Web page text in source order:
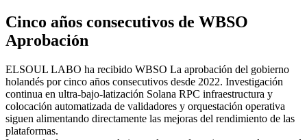
Cinco años consecutivos de WBSO
Aprobación
ELSOUL LABO ha recibido WBSO La aprobación del gobierno
holandés por cinco años consecutivos desde 2022. Investigación
continua en ultra-bajo-latización Solana RPC infraestructura y
colocación automatizada de validadores y orquestación operativa
siguen alimentando directamente las mejoras del rendimiento de las
plataformas.